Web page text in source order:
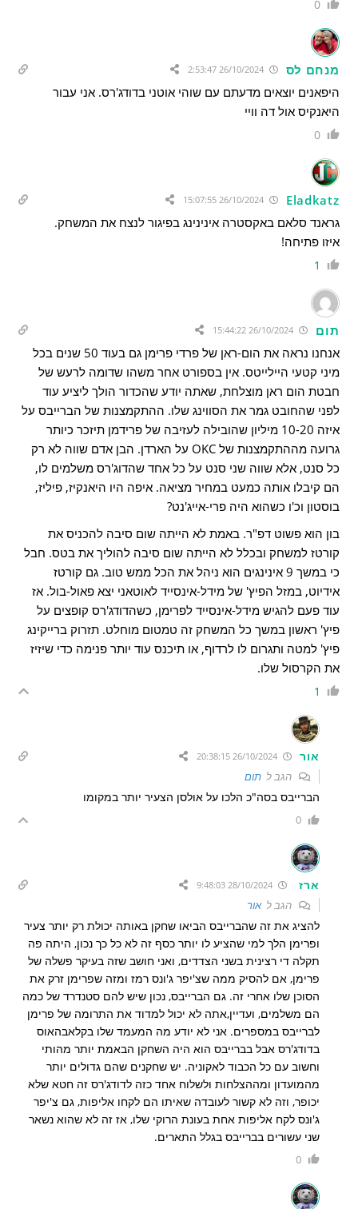
0
מנחם לס 26/10/2024 2:53:47
היפאנים יוצאים מדעתם עם שוהי אוטני בדודג'רס. אני עבור
היאנקיס אול דה וויי
0
Eladkatz
26/10/2024 15:07:55
גראנד סלאם באקסטרה אינינינג בפיגור לנצח את המשחק.
איזו פתיחה!
1
תום
אנחנו נראה את הום-ראן של פרדי פרימן גם בעוד 50 שנים בכל
מיני קטעי היילייטס. אין בספורט אחר משהו שדומה לרעש של
חבטת הום ראן מוצלחת, שאתה יודע שהכדור הולך ליציע עוד
לפני שהחובט גמר את הסווינג שלו. ההתקמצנות של הברייבס על
איזה 10-20 מיליון שהובילה לעזיבה של פרידמן תיזכר כיותר
גרועה מההתקמצנות של OKC על הארדן. הבן אדם שווה לא רק
כל סנט, אלא שווה שני סנט על כל אחד שהדוג'רס משלמים לו,
הם קיבלו אותה כמעט במחיר מציאה. איפה היו היאנקיז, פיליז,
בוסטון וכ'ו כשהוא היה פרי-אייג'נט?
בון הוא פשוט דפ"ר. באמת לא הייתה שום סיבה להכניס את
קורטז למשחק ובכלל לא הייתה שום סיבה להוליך את בטס. חבל
כי במשך 9 אינינגים הוא ניהל את הכל ממש טוב. גם קורטז
אידיוט, במזל הפיץ' של מידל-אינסייד לאוטאני יצא פאול-בול. אז
עוד פעם להגיש מידל-אינסייד לפרימן, כשהדודג'רס קופצים על
פיץ' ראשון במשך כל המשחק זה טמטום מוחלט. תזרוק ברייקינג
פיץ' למטה ותגרום לו לרדוף, או תיכנס עוד יותר פנימה כדי שיזיז
את הקרסול שלו.
1
אור
הגב לתום
הברייבס בסה"כ הלכו על אולסן הצעיר יותר במקומו
0
ארז
הגב לאור
להציג את זה שהברייבס הביאו שחקן באותה יכולת רק יותר צעיר
ופרימן הלך למי שהציע לו יותר כסף זה לא כל כך נכון, היתה פה
תקלה די רצינית בשני הצדדים, ואני חושב שזה בעיקר פשלה של
פרימן, אם להסיק ממה שצ'יפר ג'ונס רמז ומזה שפרימן זרק את
הסוכן שלו אחרי זה. גם הברייבס, נכון שיש להם סטנדרד של כמה
הם משלמים, ועדיין,אתה לא יכול למדוד את התרומה של פרימן
לברייבס במספרים. אני לא יודע מה המעמד שלו בקלאבהאוס
בדודג'רס אבל בברייבס הוא היה השחקן הבאמת יותר מהותי
וחשוב עם כל הכבוד לאקוניה. יש שחקנים שהם גדולים יותר
מהמועדון ומההצלחות ולשלוח אחד כזה לדודג'רס זה חטא שלא
יכופר, וזה לא קשור לעובדה שאיתו הם לקחו אליפות, גם צ'יפר
ג'ונס לקח אליפות אחת בעונת הרוקי שלו, אז זה לא שהוא נשאר
שני עשורים בברייבס בגלל התארים.
0